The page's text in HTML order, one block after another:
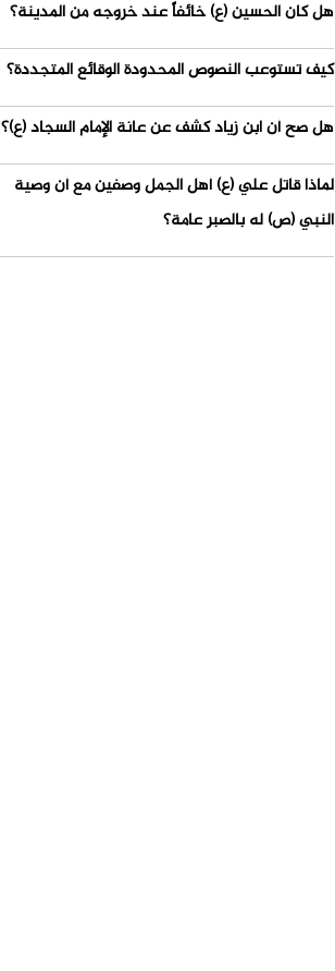
هل كان الحسين (ع) خائفاً عند خروجه من المدينة؟
كيف تستوعب النصوص المحدودة الوقائع المتجددة؟
هل صح أن ابن زياد كشف عن عانة الإمام السجاد (ع)؟
لماذا قاتل علي (ع) أهل الجمل وصفين مع أن وصية
النبي (ص) له بالصبر عامة؟